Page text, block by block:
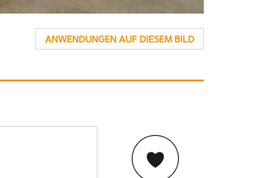
ANWENDUNGEN AUF DIESEM BILD